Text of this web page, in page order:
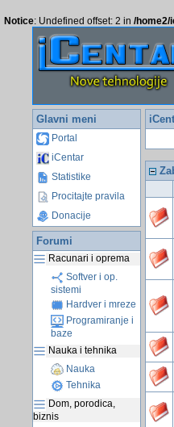
Notice: Undefined offset: 2 in /home2/
Glavni meni
Portal
iCentar
Statistike
Procitajte pravila
Donacije
Forumi
Racunari i oprema
Softver i op.
sistemi
Hardver i mreze
Programiranje i
baze
Nauka i tehnika
Nauka
Tehnika
Dom, porodica,
biznis